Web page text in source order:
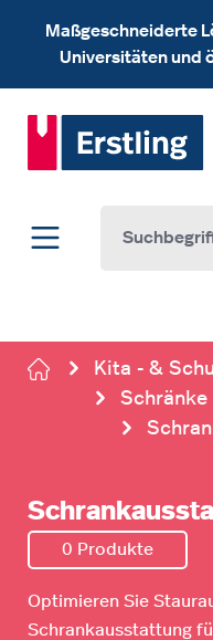
Zum Hauptinhalt springen
Maßgeschneiderte
Universitäten und
Kita - &
Schränke
0 Produkte
Optimieren Sie
Schrankausstattung